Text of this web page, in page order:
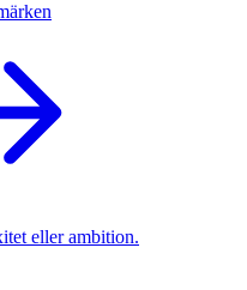
eller ambition.